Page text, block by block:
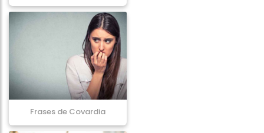
Frases de Covardia